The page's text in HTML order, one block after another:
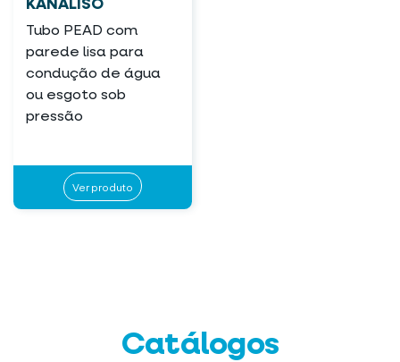
KANALISO
Tubo PEAD com
parede lisa para
condução de água
ou esgoto sob
pressão
Ver produto
Catálogos